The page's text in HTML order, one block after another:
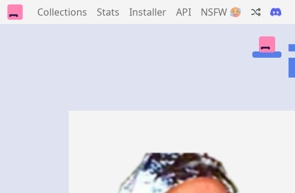
Collections Stats Installer API NSFW 🥵